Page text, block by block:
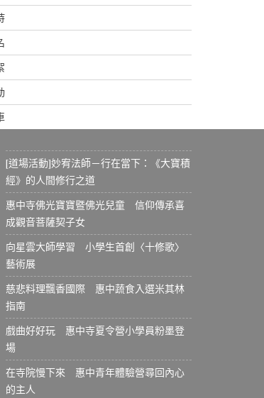
[道場活動]妙宥法師－行在當下：《大寶積
經》的人間修行之道
惠中寺佛光寶寶暨佛光兒童 信仰傳承喜
成觀音菩薩契子女
向星雲大師學習 小學生首創〈十修歌〉
藝術展
慈悲料理飄香國際 惠中蔬食入選米其林
指南
戲曲好好玩 惠中寺夏令營小學員粉墨登
場
在寺院慢下來 惠中青年體驗營尋回內心
的主人